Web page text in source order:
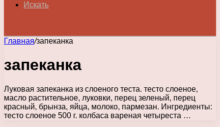
Искать
Главная/запеканка
запеканка
Луковая запеканка из слоеного теста. тесто слоеное,
масло растительное, луковки, перец зеленый, перец
красный, брынза, яйца, молоко, пармезан. Ингредиенты:
тесто слоеное 500 г. колбаса вареная четыреста …